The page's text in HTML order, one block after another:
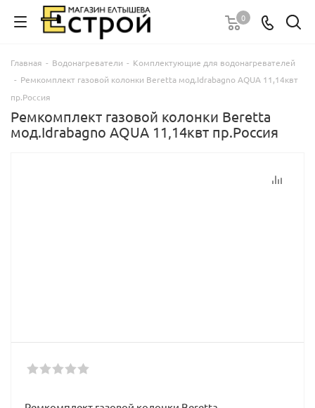
0
Главная - Водонагреватели - Комплектующие для водонагревателей
- Ремкомплект газовой колонки Beretta мод.Idrabagno AQUA 11,14квт
пр.Россия
Ремкомплект газовой колонки Beretta
мод.Idrabagno AQUA 11,14квт пр.Россия